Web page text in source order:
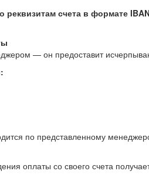
реквизитам счета в формате
— он предоставит
по представленному
оплаты со своего счета